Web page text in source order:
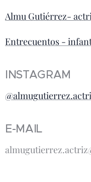
Almu Gutiérrez-
Entrecuentos -
INSTAGRAM
E-MAIL